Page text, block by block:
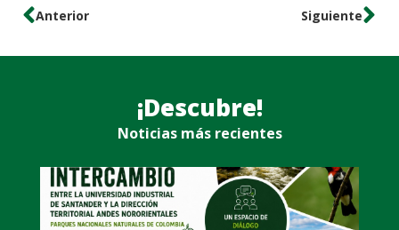
Anterior Siguiente
¡Descubre!
Noticias más recientes